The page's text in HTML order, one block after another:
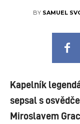
BY SAMUEL
Kapelník
sepsal s
Miroslavem